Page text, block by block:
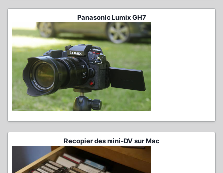
Panasonic Lumix GH7
Recopier des mini-DV sur Mac